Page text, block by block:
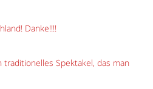
Danke!!!!
traditionelles Spektakel, das man